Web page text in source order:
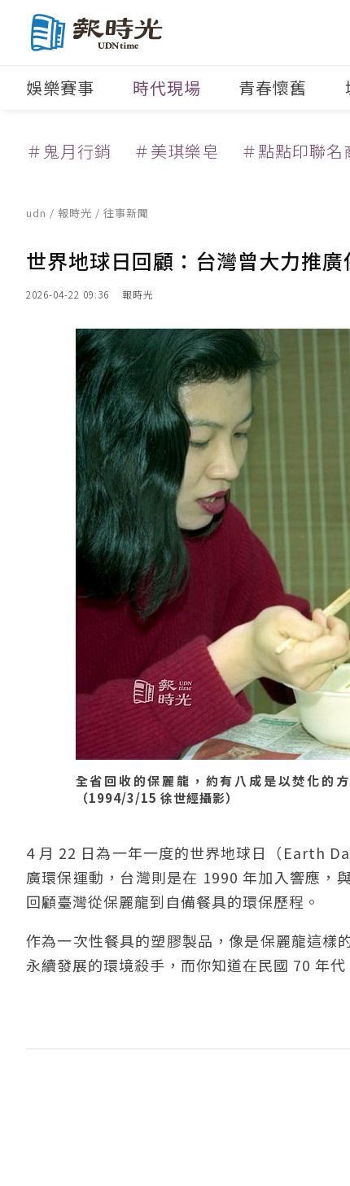
娛樂賽事 時代現場 青春懷舊
＃鬼月行銷 ＃美琪樂皂 ＃點點印聯名
udn / 報時光 / 往事新聞
世界地球日回顧：台灣曾大力推
2026-04-22 09:36 報時光
全省回收的保麗龍，約有八成是以焚化的
（1994/3/15 徐世經攝影）
4 月 22 日為一年一度的世界地球日（Earth
廣環保運動，台灣則是在 1990 年加入響應，
回顧臺灣從保麗龍到自備餐具的環保歷程。
作為一次性餐具的塑膠製品，像是保麗龍這樣
永續發展的環境殺手，而你知道在民國 70 年